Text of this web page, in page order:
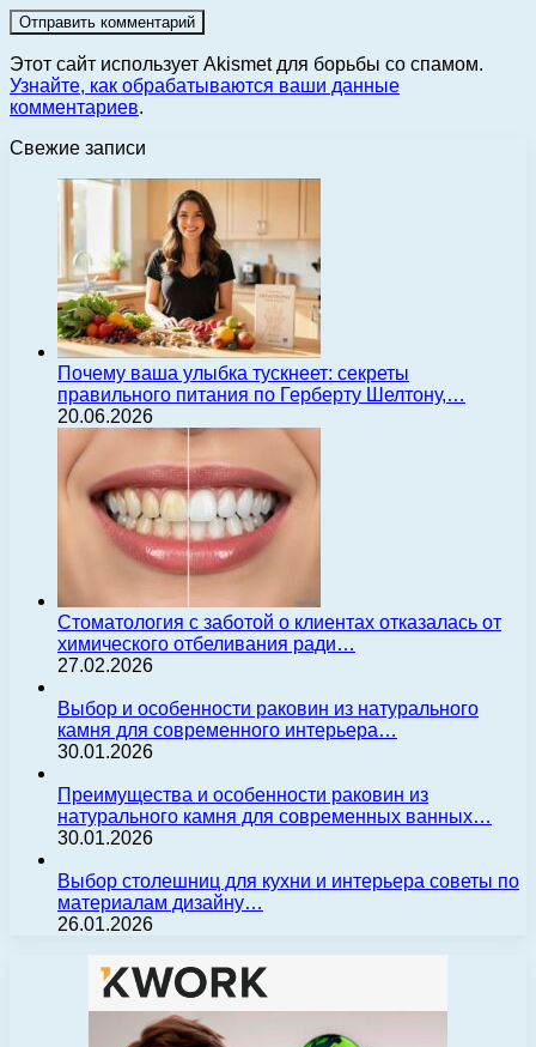
Этот сайт использует Akismet для борьбы со спамом.
Узнайте, как обрабатываются ваши данные
комментариев.
Свежие записи
Почему ваша улыбка тускнеет: секреты
правильного питания по Герберту Шелтону,…
20.06.2026
Стоматология с заботой о клиентах отказалась от
химического отбеливания ради…
27.02.2026
Выбор и особенности раковин из натурального
камня для современного интерьера…
30.01.2026
Преимущества и особенности раковин из
натурального камня для современных ванных…
30.01.2026
Выбор столешниц для кухни и интерьера советы по
материалам дизайну…
26.01.2026